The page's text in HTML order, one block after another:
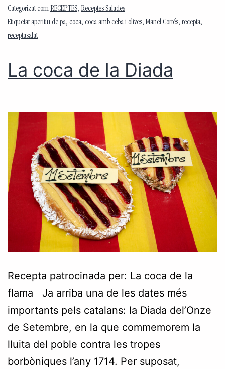
Categorizat comRECEPTES, Receptes Salades
Etiquetataperitiu de pa, coca, coca amb ceba i olives, Manel Cortés, recepta,
receptasalat
La coca de la Diada
Recepta patrocinada per: La coca de la
flama Ja arriba una de les dates més
importants pels catalans: la Diada del’Onze
de Setembre, en la que commemorem la
lluita del poble contra les tropes
borbòniques l’any 1714. Per suposat,